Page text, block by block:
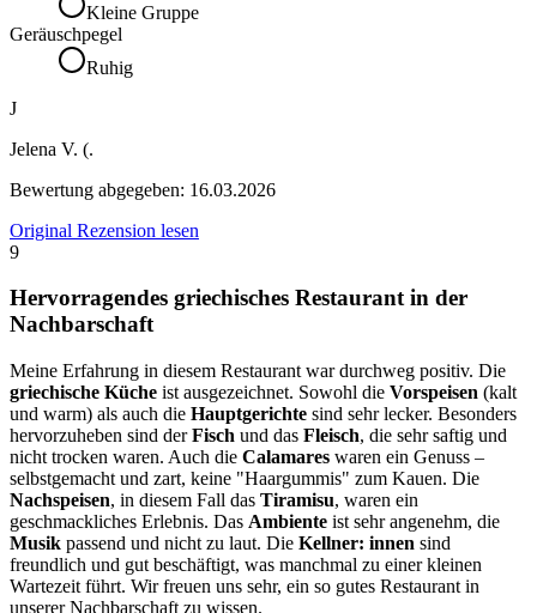
Kleine Gruppe
Geräuschpegel
Ruhig
J
Jelena V. (.
Bewertung abgegeben: 16.03.2026
Original Rezension lesen
9
Hervorragendes griechisches Restaurant in der
Nachbarschaft
Meine Erfahrung in diesem Restaurant war durchweg positiv. Die
griechische Küche ist ausgezeichnet. Sowohl die Vorspeisen (kalt
und warm) als auch die Hauptgerichte sind sehr lecker. Besonders
hervorzuheben sind derFisch und das Fleisch, die sehr saftig und
nicht trocken waren. Auch die Calamares waren ein Genuss –
selbstgemacht und zart, keine "Haargummis" zum Kauen. Die
Nachspeisen, in diesem Fall das Tiramisu, waren ein
geschmackliches Erlebnis. Das Ambiente ist sehr angenehm, die
Musik passend und nicht zu laut. Die Kellner: innen sind
freundlich und gut beschäftigt, was manchmal zu einer kleinen
Wartezeit führt. Wir freuen uns sehr, ein so gutes Restaurant in
unserer Nachbarschaft zu wissen.